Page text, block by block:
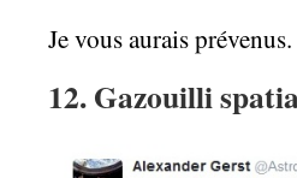
Je vous aurais prévenus.
12. Gazouilli